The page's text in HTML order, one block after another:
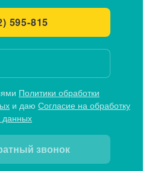
595-815
Политики обработки
и даю Согласие на обработку
данных
звонок